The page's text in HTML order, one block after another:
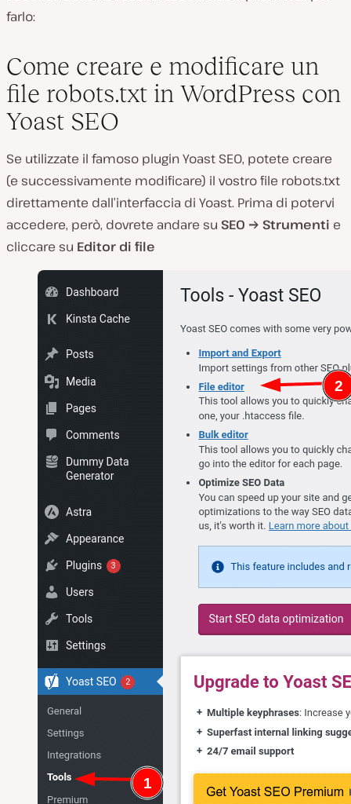
farlo:
Come creare e modificare un
file robots.txt in WordPress con
Yoast SEO
Se utilizzate il famoso plugin Yoast SEO, potete creare
(e successivamente modificare) il vostro file robots.txt
direttamente dall’interfaccia di Yoast. Prima di potervi
accedere, però, dovrete andare su SEO → Strumenti e
cliccare su Editor di file